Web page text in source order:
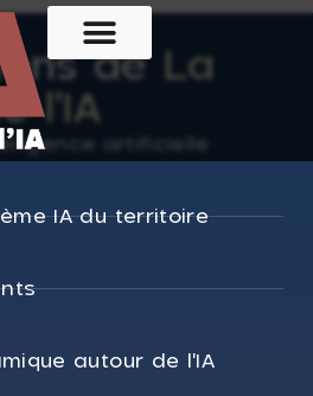
de La
l'IA
artificielle
IA du territoire
autour de l'IA